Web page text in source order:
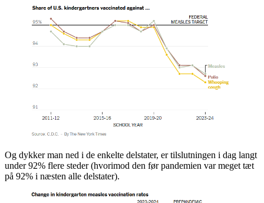
Og dykker man ned i de enkelte delstater, er tilslutningen i dag langt
under 92% flere steder (hvorimod den før pandemien var meget tæt
på 92% i næsten alle delstater).